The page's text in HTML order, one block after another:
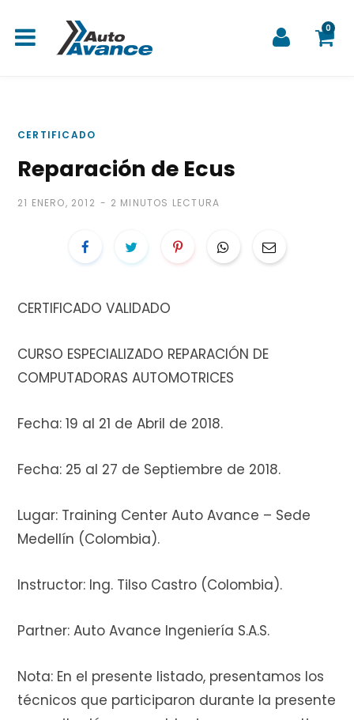
0
CERTIFICADO
Reparación de Ecus
21 ENERO, 2012 2 MINUTOS LECTURA
CERTIFICADO VALIDADO
CURSO ESPECIALIZADO REPARACIÓN DE
COMPUTADORAS AUTOMOTRICES
Fecha: 19 al 21 de Abril de 2018.
Fecha: 25 al 27 de Septiembre de 2018.
Lugar: Training Center Auto Avance – Sede
Medellín (Colombia).
Instructor: Ing. Tilso Castro (Colombia).
Partner: Auto Avance Ingeniería S.A.S.
Nota: En el presente listado, presentamos los
técnicos que participaron durante la presente